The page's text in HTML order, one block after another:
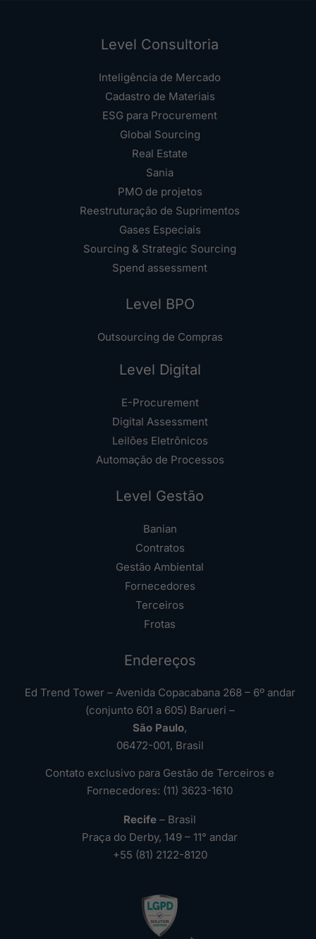
Level Consultoria
Inteligência de Mercado
Cadastro de Materiais
ESG para Procurement
Global Sourcing
Real Estate
Sania
PMO de projetos
Reestruturação de Suprimentos
Gases Especiais
Sourcing & Strategic Sourcing
Spend assessment
Level BPO
Outsourcing de Compras
Level Digital
E-Procurement
Digital Assessment
Leilões Eletrônicos
Automação de Processos
Level Gestão
Banian
Contratos
Gestão Ambiental
Fornecedores
Terceiros
Frotas
Endereços
Ed Trend Tower – Avenida Copacabana 268 – 6º andar
(conjunto 601 a 605) Barueri –
São Paulo,
06472-001, Brasil
Contato exclusivo para Gestão de Terceiros e
Fornecedores: (11) 3623-1610
Recife – Brasil
Praça do Derby, 149 – 11° andar
+55 (81) 2122-8120